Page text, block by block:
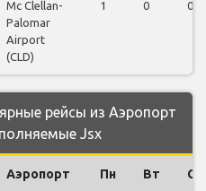
Mc Clellan-
Palomar
Airport
(CLD)
1 0 0
рейсы из Аэропорт
Jsx
Аэропорт Пн Вт Ср